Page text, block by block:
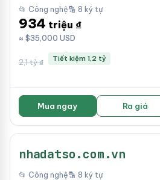
📂 Công nghệ🔡 8 ký tự
934 triệu ₫
≈ $35,000 USD
2,1 tỷ ₫ Tiết kiệm 1,2 tỷ
Mua ngay Ra giá
nhadatso.com.vn
📂 Công nghệ🔡 8 ký tự